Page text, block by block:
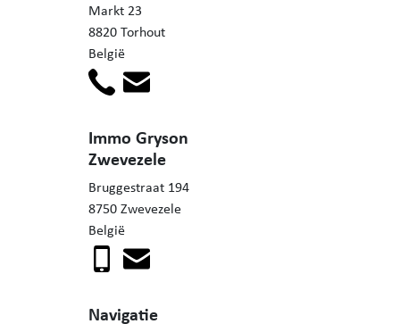
Markt 23
8820 Torhout
België
Immo Gryson
Zwevezele
Bruggestraat 194
8750 Zwevezele
België
Navigatie